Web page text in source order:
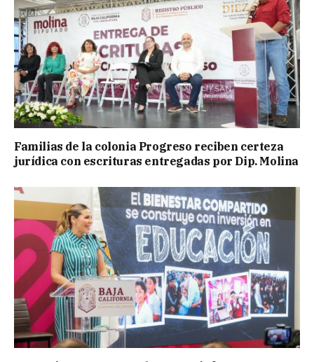
Familias de la colonia Progreso reciben certeza
jurídica con escrituras entregadas por Dip. Molina